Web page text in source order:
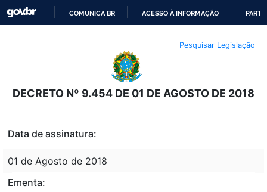
O
CONTEÚDO
COMUNICA BR ACESSO À INFORMAÇÃO
Pesquisar Legislação
DECRETO Nº 9.454 DE 01 DE AGOSTO DE 2018
Data de assinatura:
01 de Agosto de 2018
Ementa: